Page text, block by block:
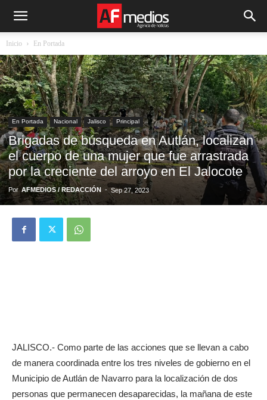
Inicio En Portada
En Portada Nacional Jalisco Principal
Brigadas de búsqueda en Autlán, localizan
el cuerpo de una mujer que fue arrastrada
por la creciente del arroyo en El Jalocote
Por AFMEDIOS / REDACCIÓN - Sep 27, 2023
JALISCO.- Como parte de las acciones que se llevan a cabo
de manera coordinada entre los tres niveles de gobierno en el
Municipio de Autlán de Navarro para la localización de dos
personas que permanecen desaparecidas, la mañana de este